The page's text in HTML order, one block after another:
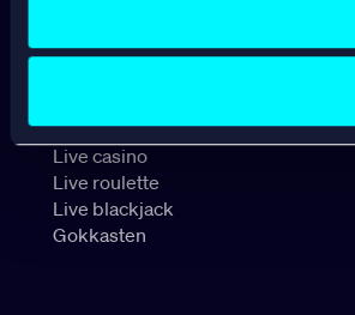
Sociale media functionaliteit.
CASINO
Online gokken
Live casino
Live roulette
Live blackjack
Gokkasten